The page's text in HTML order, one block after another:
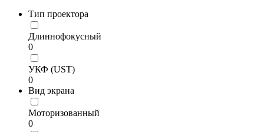
Тип проектора
Длиннофокусный
0
УКФ (UST)
0
Вид экрана
Моторизованный
0